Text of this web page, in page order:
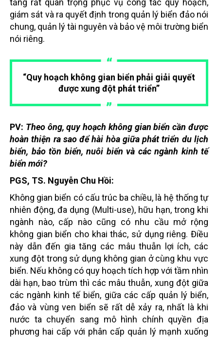
tảng rất quan trọng phục vụ công tác quy hoạch,
giám sát và ra quyết định trong quản lý biển đảo nói
chung, quản lý tài nguyên và bảo vệ môi trường biển
nói riêng.
“Quy hoạch không gian biển phải giải quyết
được xung đột phát triển”
PV: Theo ông, quy hoạch không gian biển cần được
hoàn thiện ra sao để hài hòa giữa phát triển du lịch
biển, bảo tồn biển, nuôi biển và các ngành kinh tế
biển mới?
PGS, TS. Nguyễn Chu Hồi:
Không gian biển có cấu trúc ba chiều, là hệ thống tự
nhiên động, đa dụng (Multi-use), hữu hạn, trong khi
ngành nào, cấp nào cũng có nhu cầu mở rộng
không gian biển cho khai thác, sử dụng riêng. Điều
này dẫn đến gia tăng các mâu thuẫn lợi ích, các
xung đột trong sử dụng không gian ở cùng khu vực
biển. Nếu không có quy hoạch tích hợp với tầm nhìn
dài hạn, bao trùm thì các mâu thuẫn, xung đột giữa
các ngành kinh tế biển, giữa các cấp quản lý biển,
đảo và vùng ven biển sẽ rất dễ xảy ra, nhất là khi
nước ta chuyển sang mô hình chính quyền địa
phương hai cấp với phân cấp quản lý mạnh xuống